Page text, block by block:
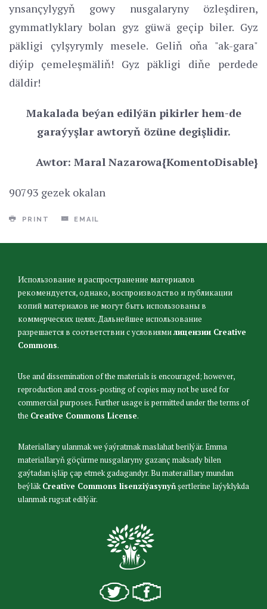
ynsançylygyň gowy nusgalaryny özleşdiren,
gymmatlyklary bolan gyz güwä geçip biler. Gyz
päkligi çylşyrymly mesele. Geliň oňa "ak-gara"
diýip çemeleşmäliň! Gyz päkligi diňe perdede
däldir!
Makalada beýan edilýän pikirler hem-de
garaýyşlar awtoryň özüne degişlidir.
Awtor: Maral Nazarowa{KomentoDisable}
90793 gezek okalan
PRINT EMAIL
Использование и распространение материалов
рекомендуется, однако, воспроизводство и публикации
копий материалов не могут быть использованы в
коммерческих целях. Дальнейшее использование
разрешается в соответствии с условиямилицензии Creative
Commons.
Use and dissemination of the materials is encouraged; however,
reproduction and cross-posting of copies may not be used for
commercial purposes. Further usage is permitted under the terms of
the Creative Commons License.
Materiallary ulanmak we ýaýratmak maslahat berilýär. Emma
materiallaryň göçürme nusgalaryny gazanç maksady bilen
gaýtadan işläp çap etmek gadagandyr. Bu materaillary mundan
beýläkCreative Commons lisenziýasynyňşertlerine laýyklykda
ulanmak rugsat edilýär.